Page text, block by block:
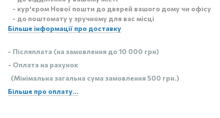
- кур'єром Нової пошти до дверей вашого дому чи офісу
- до поштомату у зручному для вас місці
Більше інформації про доставку
- Післяплата (на замовлення до 10 000 грн)
- Оплата на рахунок
(Мінімальна загальна сума замовлення 500 грн.)
Більше про оплату...